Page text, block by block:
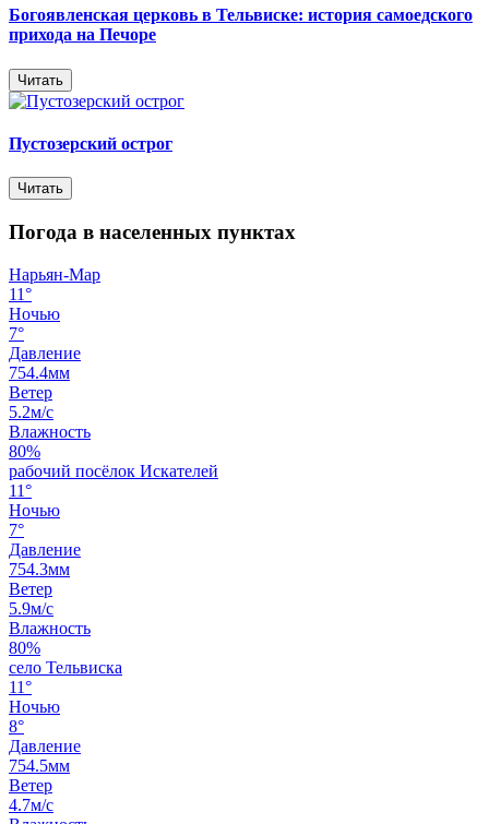
Богоявленская церковь в Тельвиске: история самоедского
прихода на Печоре
Читать
Пустозерский острог
Читать
Погода в населенных пунктах
Нарьян-Мар
11°
Ночью
7°
Давление
754.4мм
Ветер
5.2м/с
Влажность
80%
рабочий посёлок Искателей
11°
Ночью
7°
Давление
754.3мм
Ветер
5.9м/с
Влажность
80%
село Тельвиска
11°
Ночью
8°
Давление
754.5мм
Ветер
4.7м/с